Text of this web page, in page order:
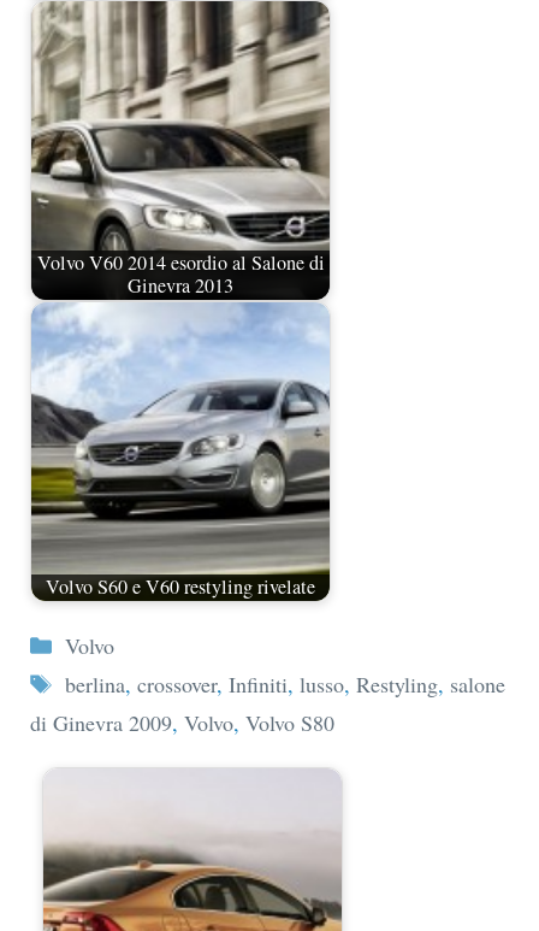
Volvo V60 2014 esordio al Salone di
Ginevra 2013
Volvo S60 e V60 restyling rivelate
Categorie
Volvo
Tag
berlina, crossover, Infiniti, lusso, Restyling, salone
di Ginevra 2009, Volvo, Volvo S80